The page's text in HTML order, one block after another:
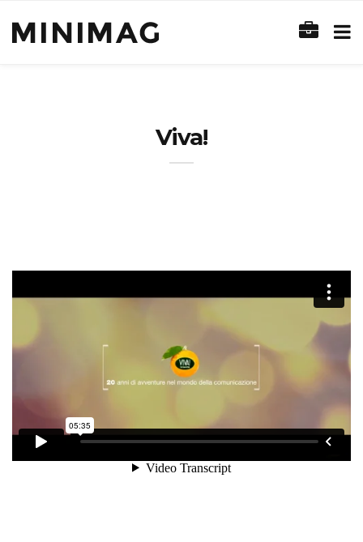
Viva!